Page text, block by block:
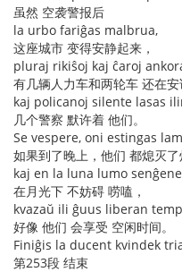
虽然 空袭警报后
la urbo fariĝas malbrua,
这座城市 变得安静起来，
pluraj rikiŝoj kaj ĉaroj
有几辆人力车和两轮车 还在
kaj policanoj silente lasas
几个警察 默许着 他们。
Se vespere, oni estingas
如果到了晚上，他们 都熄灭了
kaj en la luna lumo
在月光下 不妨碍 唠嗑，
kvazaŭ ili ĝuus liberan
好像 他们 会享受 空闲时间。
Finiĝis la ducent kvindek
第253段 结束